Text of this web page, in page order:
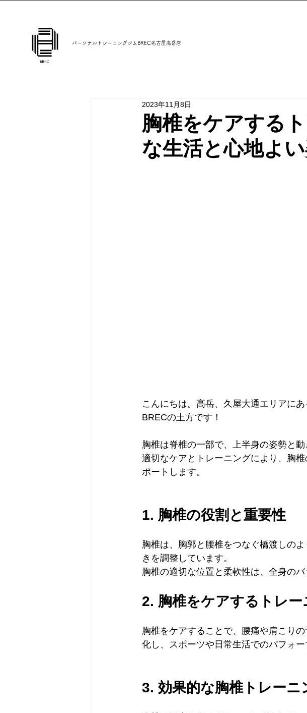
パーソナルトレーニングジムBREC名古屋高岳店
胸椎をケアする
な生活と心地よ
2023年11月8日
こんにちは。高岳、久屋大通エリアに
BRECの土方です！
胸椎は脊椎の一部で、上半身の姿勢と
適切なケアとトレーニングにより、胸
ポートします。
1. 胸椎の役割と重要性
胸椎は、胸郭と腰椎をつなぐ橋渡しの
きを調整しています。
胸椎の適切な位置と柔軟性は、全身の
2. 胸椎をケアするトレ
胸椎をケアすることで、腰痛や肩こり
化し、スポーツや日常生活でのパフォー
3. 効果的な胸椎トレーニ